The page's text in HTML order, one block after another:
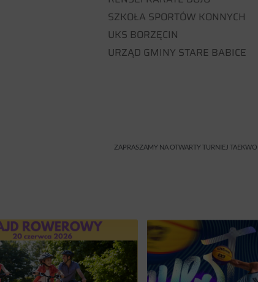
SZKOŁA SPORTÓW KONNYCH
UKS BORZĘCIN
URZĄD GMINY STARE BABICE
ZAPRASZAMY NA OTWARTY TURNIEJ